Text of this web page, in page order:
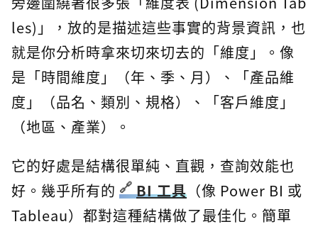
les)」，放的是描述這些事實的背景資訊，也
就是你分析時拿來切來切去的「維度」。像
是「時間維度」（年、季、月）、「產品維
度」（品名、類別、規格）、「客戶維度」
（地區、產業）。
它的好處是結構很單純、直觀，查詢效能也
好。幾乎所有的
BI 工具 （像 Power BI 或
Tableau）都對這種結構做了最佳化。簡單